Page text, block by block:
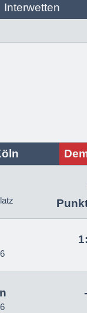
Interwetten